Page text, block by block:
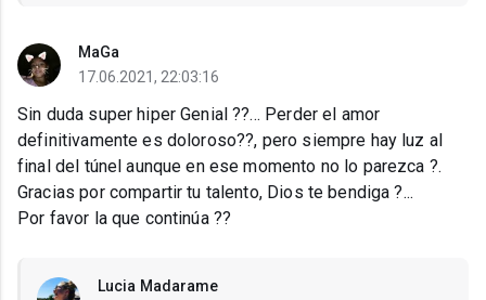
MaGa
17.06.2021, 22:03:16
Sin duda super hiper Genial ??... Perder el amor
definitivamente es doloroso??, pero siempre hay luz al
final del túnel aunque en ese momento no lo parezca ?.
Gracias por compartir tu talento, Dios te bendiga ?...
Por favor la que continúa ??
Lucia Madarame